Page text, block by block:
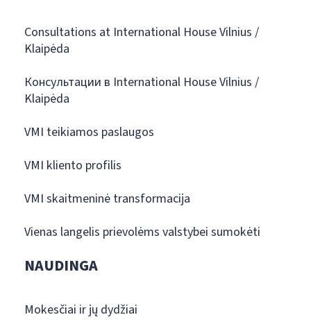
Consultations at International House Vilnius /
Klaipėda
Консультации в International House Vilnius /
Klaipėda
VMI teikiamos paslaugos
VMI kliento profilis
VMI skaitmeninė transformacija
Vienas langelis prievolėms valstybei sumokėti
NAUDINGA
Mokesčiai ir jų dydžiai